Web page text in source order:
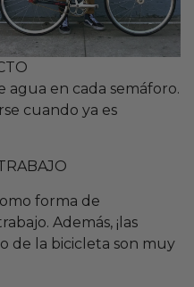
en cada semáforo.
cuando ya es
forma de
Además, ¡las
de la bicicleta son muy